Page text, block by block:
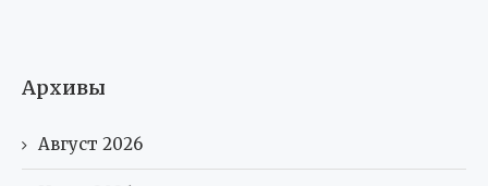
Архивы
Август 2026